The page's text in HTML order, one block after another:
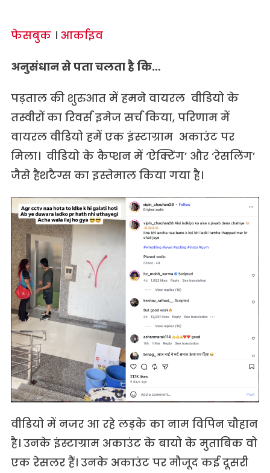
फेसबुक। आर्काइव
अनुसंधान से पता चलता है कि…
पड़ताल की शुरुआत में हमने वायरल वीडियो के
तस्वीरों का रिवर्स इमेज सर्च किया, परिणाम में
वायरल वीडियो हमें एक इंस्टाग्राम अकाउंट पर
मिला। वीडियो के कैप्शन में ‘ऐक्टिंग’ और ‘रेसलिंग’
जैसे हैशटैग्स का इस्तेमाल किया गया है।
वीडियो में नजर आ रहे लड़के का नाम विपिन चौहान
है। उनके इंस्टाग्राम अकाउंट के बायो के मुताबिक वो
एक रेसलर हैं। उनके अकाउंट पर मौजूद कई दूसरी